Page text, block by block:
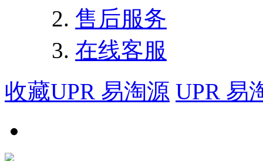
售后服务
在线客服
收藏UPR 易淘源 UPR 易